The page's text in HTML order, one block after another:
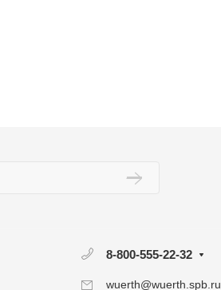
8-800-555-22-32
wuerth@wuerth.spb.ru